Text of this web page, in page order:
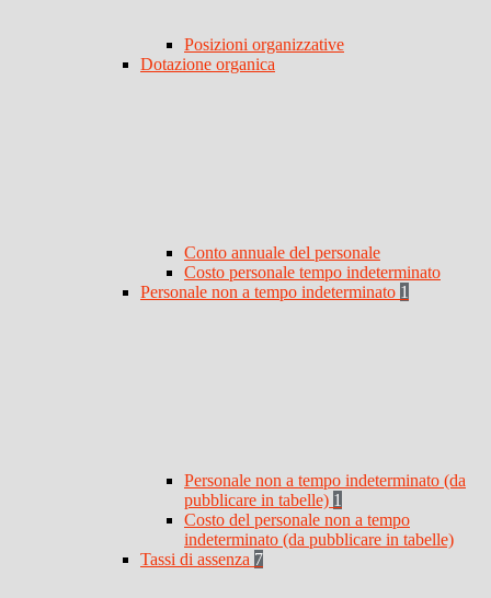
Posizioni organizzative
Dotazione organica
Conto annuale del personale
Costo personale tempo indeterminato
Personale non a tempo indeterminato 1
Personale non a tempo indeterminato (da
pubblicare in tabelle) 1
Costo del personale non a tempo
indeterminato (da pubblicare in tabelle)
Tassi di assenza 7